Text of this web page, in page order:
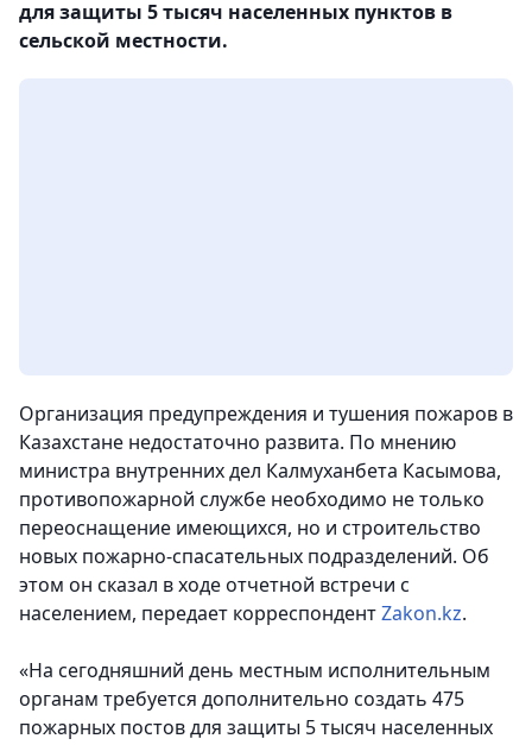
для защиты 5 тысяч населенных пунктов в
сельской местности.
Организация предупреждения и тушения пожаров в
Казахстане недостаточно развита. По мнению
министра внутренних дел Калмуханбета Касымова,
противопожарной службе необходимо не только
переоснащение имеющихся, но и строительство
новых пожарно-спасательных подразделений. Об
этом он сказал в ходе отчетной встречи с
населением, передает корреспондентZakon.kz.
«На сегодняшний день местным исполнительным
органам требуется дополнительно создать 475
пожарных постов для защиты 5 тысяч населенных